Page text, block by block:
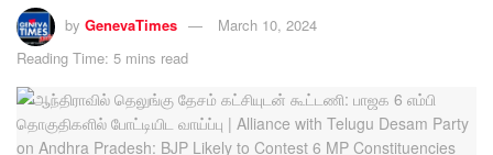
by GenevaTimes
March 10, 2024
Reading Time: 5 mins read